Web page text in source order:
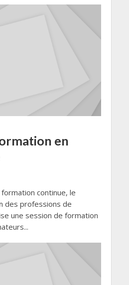
en
continue, le
des professions de
une session de formation